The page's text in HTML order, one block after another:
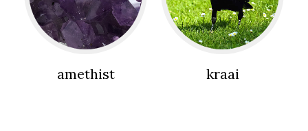
amethist kraai